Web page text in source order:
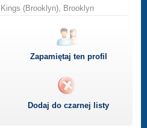
Kings (Brooklyn), Brooklyn
Zapamiętaj ten profil
Dodaj do czarnej listy